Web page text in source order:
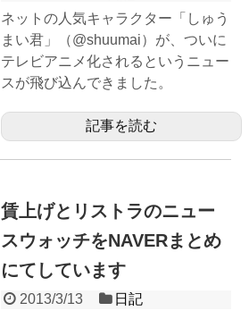
ネットの人気キャラクター「しゅう
まい君」（@shuumai）が、ついに
テレビアニメ化されるというニュー
スが飛び込んできました。
記事を読む
賃上げとリストラのニュー
スウォッチをNAVERまとめ
にてしています
2013/3/13
日記